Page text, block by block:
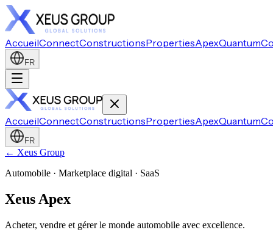
AccueilConnectConstructionsPropertiesApexQuantum
FR
AccueilConnectConstructionsPropertiesApexQuantum
FR
← Xeus Group
Automobile · Marketplace digital · SaaS
Xeus Apex
Acheter, vendre et gérer le monde automobile avec excellence.